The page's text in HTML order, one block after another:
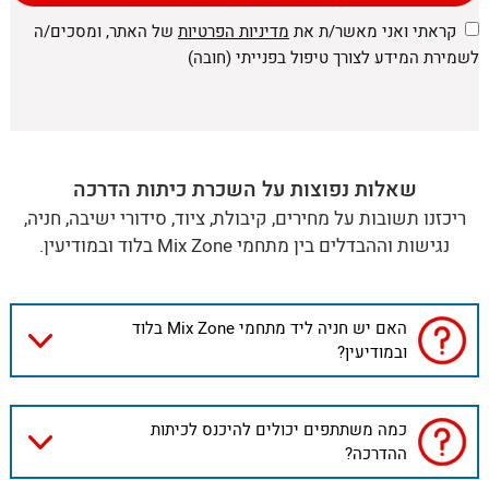
קראתי ואני מאשר/ת את מדיניות הפרטיותשל האתר, ומסכים/ה
לשמירת המידע לצורך טיפול בפנייתי (חובה)
שאלות נפוצות על השכרת כיתות הדרכה
ריכזנו תשובות על מחירים, קיבולת, ציוד, סידורי ישיבה, חניה,
נגישות וההבדלים בין מתחמי Mix Zone בלוד ובמודיעין.
האם יש חניה ליד מתחמי Mix Zone בלוד
ובמודיעין?
כמה משתתפים יכולים להיכנס לכיתות
ההדרכה?